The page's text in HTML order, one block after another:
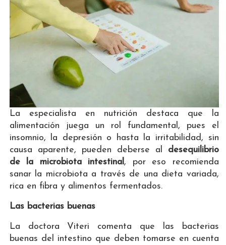
La especialista en nutrición destaca que la
alimentación juega un rol fundamental, pues el
insomnio, la depresión o hasta la irritabilidad, sin
causa aparente, pueden deberse al desequilibrio
de la microbiota intestinal , por eso recomienda
sanar la microbiota a través de una dieta variada,
rica en fibra y alimentos fermentados.
Las bacterias buenas
La doctora Viteri comenta que las bacterias
buenas del intestino que deben tomarse en cuenta